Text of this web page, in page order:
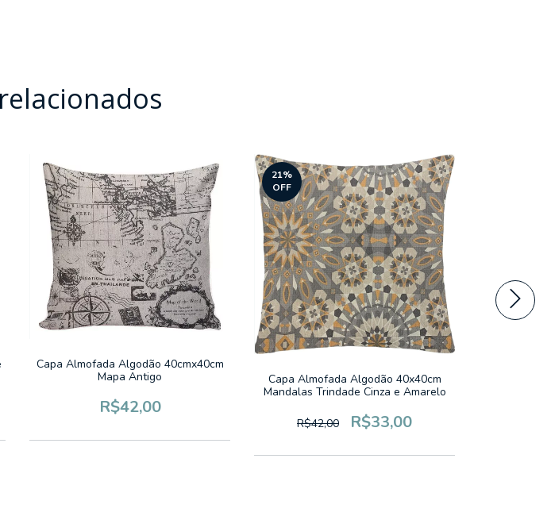
Capa Almofada Algodão 40cmx40cm
Mapa Antigo
R$42,00
21%
OFF
Capa Almofada Algodão 40x40cm
Mandalas Trindade Cinza e Amarelo
R$42,00 R$33,00